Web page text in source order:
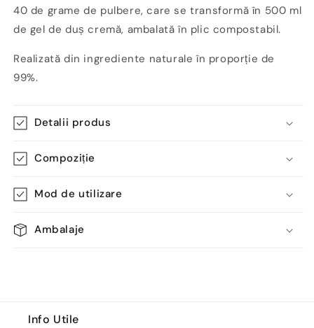
it
Up-
Milly&amp;Sissy
it
Milly&amp;Sissy
40 de grame de pulbere, care se transformă în 500 ml
de gel de duș cremă, ambalată în plic compostabil.
Realizată din ingrediente naturale în proporție de
99%.
Detalii produs
Compoziție
Mod de utilizare
Ambalaje
Info Utile